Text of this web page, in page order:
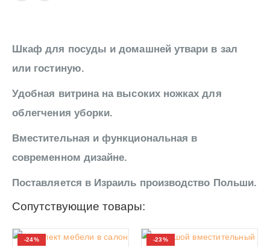
Шкаф для посуды и домашней утвари в зал
или гостиную.
Удобная витрина на высоких ножках для
облегчения уборки.
Вместительная и функциональная в
современном дизайне.
Поставляется в Израиль производство Польши.
Сопутствующие товары:
-24% -23%